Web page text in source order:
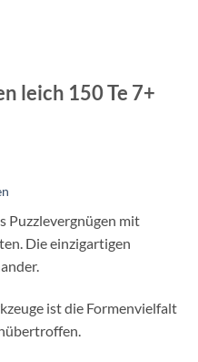
leich 150 Te 7+
Puzzlevergnügen mit
Die einzigartigen
ist die Formenvielfalt